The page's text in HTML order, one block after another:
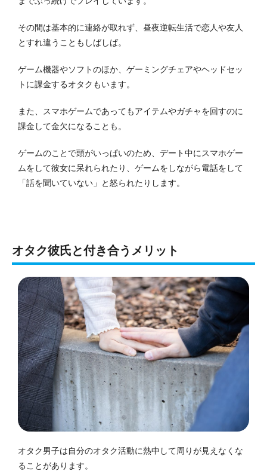
その間は基本的に連絡が取れず、昼夜逆転生活で恋人や友人
とすれ違うこともしばしば。
ゲーム機器やソフトのほか、ゲーミングチェアやヘッドセッ
トに課金するオタクもいます。
また、スマホゲームであってもアイテムやガチャを回すのに
課金して金欠になることも。
ゲームのことで頭がいっぱいのため、デート中にスマホゲー
ムをして彼女に呆れられたり、ゲームをしながら電話をして
「話を聞いていない」と怒られたりします。
オタク彼氏と付き合うメリット
オタク男子は自分のオタク活動に熱中して周りが見えなくな
ることがあります。